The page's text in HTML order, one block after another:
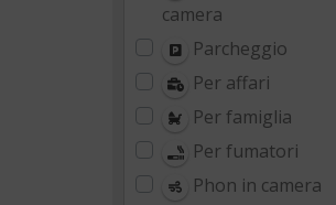
camera
Parcheggio
Per affari
Per famiglia
Per fumatori
Phon in camera